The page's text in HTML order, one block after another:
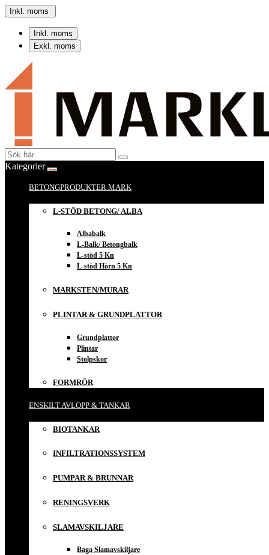
Inkl. moms
Inkl. moms
Exkl. moms
Kategorier
BETONGPRODUKTER MARK
L-STÖD BETONG/ ALBA
Albabalk
L-Balk/ Betongbalk
L-stöd 5 Kn
L-stöd Hörn 5 Kn
MARKSTEN/MURAR
PLINTAR & GRUNDPLATTOR
Grundplattor
Plintar
Stolpskor
FORMRÖR
ENSKILT AVLOPP & TANKAR
BIOTANKAR
INFILTRATIONSSYSTEM
PUMPAR & BRUNNAR
RENINGSVERK
SLAMAVSKILJARE
Baga Slamavskiljare